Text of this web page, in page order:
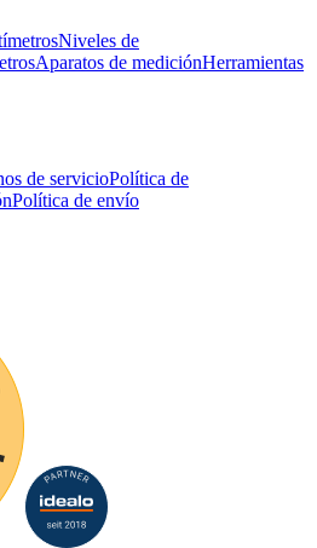
Niveles de
Aparatos de mediciónHerramientas
de servicioPolítica de
Política de envío